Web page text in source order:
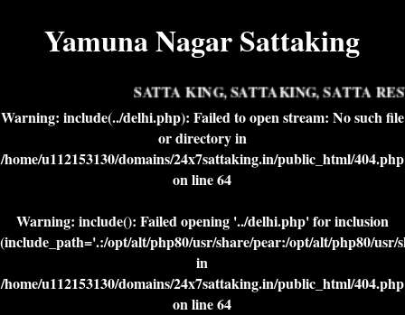
Yamuna Nagar Sattaking
SATTA KING, SATTAKING, SATTA
Warning: include(../delhi.php): Failed to open stream: No such file
or directory in
/home/u112153130/domains/24x7sattaking.in/public_html/404.php
on line64
Warning: include(): Failed opening '../delhi.php' for inclusion
(include_path='.:/opt/alt/php80/usr/share/pear:/opt/alt/php80/
in
/home/u112153130/domains/24x7sattaking.in/public_html/404.php
on line64